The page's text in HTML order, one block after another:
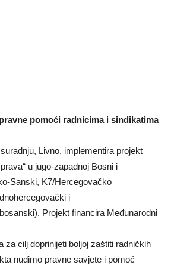
pomoći radnicima i sindikatima
Livno, implementira projekt
u jugo-zapadnoj Bosni i
Sanski, K7/Hercegovačko
i
Projekt financira Međunarodni
za cilj doprinijeti boljoj zaštiti radničkih
nudimo pravne savjete i pomoć